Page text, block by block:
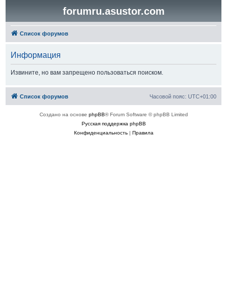
forumru.asustor.com
Список форумов
Информация
Извините, но вам запрещено пользоваться поиском.
Список форумов Часовой пояс: UTC+01:00
Создано на основе phpBB® Forum Software © phpBB Limited
Русская поддержка phpBB
Конфиденциальность| Правила